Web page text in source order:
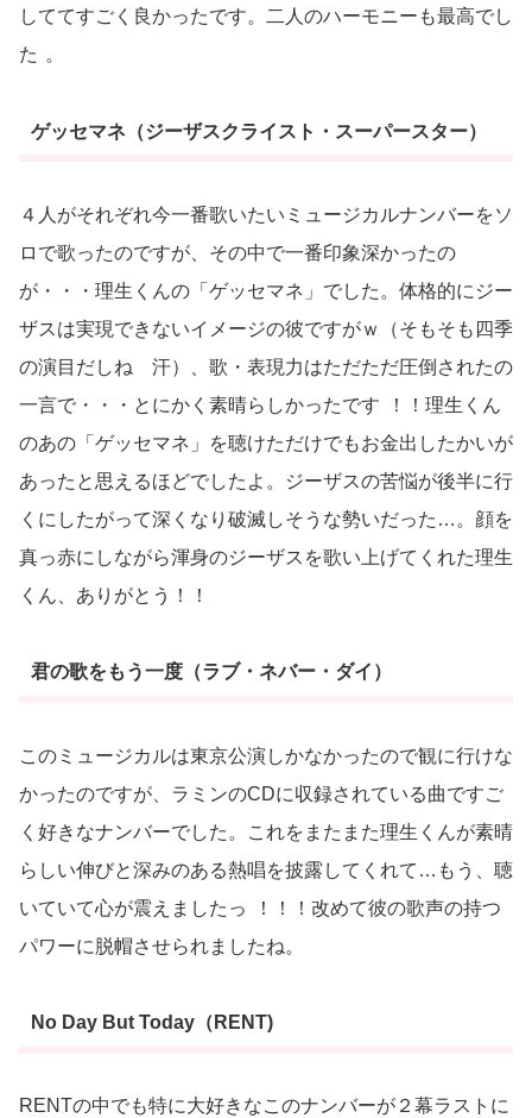
しててすごく良かったです。二人のハーモニーも最高でし
た 。
ゲッセマネ（ジーザスクライスト・スーパースター）
４人がそれぞれ今一番歌いたいミュージカルナンバーをソ
ロで歌ったのですが、その中で一番印象深かったの
が・・・理生くんの「ゲッセマネ」でした。体格的にジー
ザスは実現できないイメージの彼ですがｗ（そもそも四季
の演目だしね 汗）、歌・表現力はただただ圧倒されたの
一言で・・・とにかく素晴らしかったです
！！理生くん
のあの「ゲッセマネ」を聴けただけでもお金出したかいが
あったと思えるほどでしたよ。ジーザスの苦悩が後半に行
くにしたがって深くなり破滅しそうな勢いだった…。顔を
真っ赤にしながら渾身のジーザスを歌い上げてくれた理生
くん、ありがとう！！
君の歌をもう一度（ラブ・ネバー・ダイ）
このミュージカルは東京公演しかなかったので観に行けな
かったのですが、ラミンのCDに収録されている曲ですご
く好きなナンバーでした。これをまたまた理生くんが素晴
らしい伸びと深みのある熱唱を披露してくれて…もう、聴
いていて心が震えましたっ
！！！改めて彼の歌声の持つ
パワーに脱帽させられましたね。
No Day But Today（RENT)
RENTの中でも特に大好きなこのナンバーが２幕ラストに